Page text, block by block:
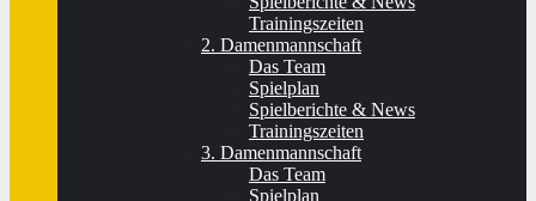
Trainingszeiten
2. Damenmannschaft
Das Team
Spielplan
Spielberichte & News
Trainingszeiten
3. Damenmannschaft
Das Team
Spielplan